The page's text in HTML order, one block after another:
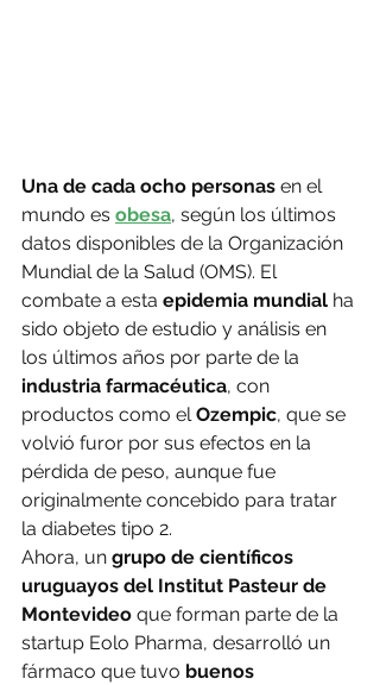
Una de cada ocho personas en el
mundo es obesa, según los últimos
datos disponibles de la Organización
Mundial de la Salud (OMS). El
combate a esta epidemia mundial ha
sido objeto de estudio y análisis en
los últimos años por parte de la
industria farmacéutica, con
productos como el Ozempic, que se
volvió furor por sus efectos en la
pérdida de peso, aunque fue
originalmente concebido para tratar
la diabetes tipo 2.
Ahora, un grupo de científicos
uruguayos del Institut Pasteur de
Montevideo que forman parte de la
startup Eolo Pharma, desarrolló un
fármaco que tuvo buenos